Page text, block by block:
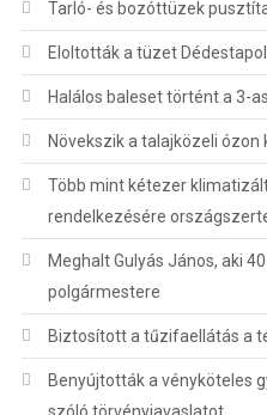
Tarló- és bozóttüzek
Eloltották a tüzet
Halálos baleset történt a 3-
Növekszik a talajközeli ózon
Több mint kétezer
rendelkezésére
Meghalt Gulyás János, aki
polgármestere
Biztosított a tűzifaellátás a
Benyújtották a vényköteles